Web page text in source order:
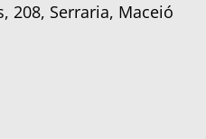
208, Serraria, Maceió